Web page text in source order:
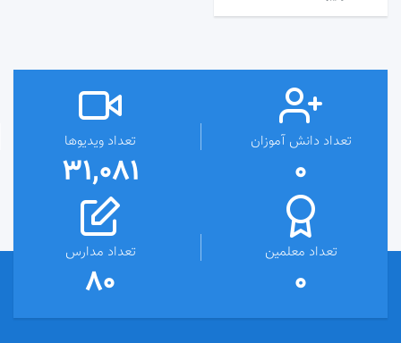
تعداد دانش آموزان
0
تعداد ویدیوها
31,081
تعداد معلمین
0
تعداد مدارس
80